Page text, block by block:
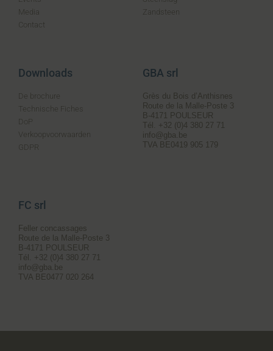
Media
Contact
Zandsteen
Downloads
De brochure
Technische Fiches
DoP
Verkoopvoorwaarden
GDPR
GBA srl
Grès du Bois d’Anthisnes
Route de la Malle-Poste 3
B-4171 POULSEUR
Tél. +32 (0)4 380 27 71
info@gba.be
TVA BE0419 905 179
FC srl
Feller concassages
Route de la Malle-Poste 3
B-4171 POULSEUR
Tél. +32 (0)4 380 27 71
info@gba.be
TVA BE0477 020 264